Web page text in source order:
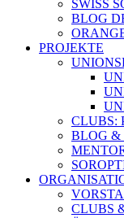
SWISS
BLOG
PROJEKTE
CLUBS:
BLOG &
CLUBS